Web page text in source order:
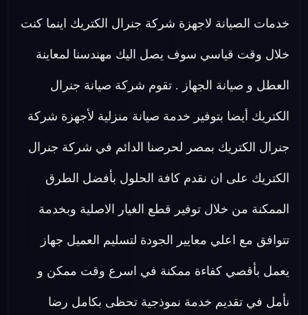
خدمات الصيانة لاجهزة شركة جنرال الكتريك اينما كنت
خلال وقت قياسي سوف يصل اليك مهندسنا لمعاينة
العطل و صيانة الجهاز . تقوم شركة صيانة جنرال
الكتريك أيضا بتوفير خدمة صيانة منزلية لأجهزة شركة
جنرال الكتريك بمصر لحرصنا الدائم في شركة جنرال
الكتريك على ان نقدم كافة الحلول بأفضل الطرق
الممكنة من خلال توفير قطع الغيار الاصلية وبخدمة
تتوافق مع اعلي معايير الجودة لتسليم العميل جهاز
يعمل بأقصي كفاءة ممكنة في اسرع وقت ممكن و
نأمل في تقديم خدمة نموذجية تحظى بكامل رضا